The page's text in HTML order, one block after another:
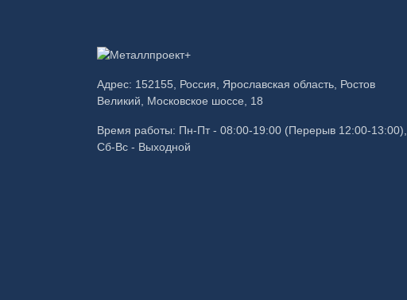
муки
угля
Адрес: 152155, Россия, Ярославская область, Ростов
Великий, Московское шоссе, 18
Время работы: Пн-Пт - 08:00-19:00 (Перерыв 12:00-13:00),
Сб-Вс - Выходной